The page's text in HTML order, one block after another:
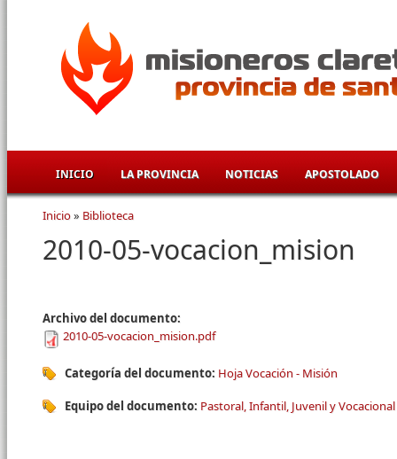
INICIO LA PROVINCIA NOTICIAS APOSTOLADO
Se encuentra usted aquí
Inicio» Biblioteca
2010-05-vocacion_mision
Archivo del documento:
2010-05-vocacion_mision.pdf
Categoría del documento: Hoja Vocación - Misión
Equipo del documento: Pastoral, Infantil, Juvenil y Vocacional